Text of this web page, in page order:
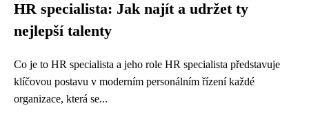
HR specialista: Jak najít a udržet ty
nejlepší talenty
Co je to HR specialista a jeho role HR specialista představuje
klíčovou postavu v moderním personálním řízení každé
organizace, která se...